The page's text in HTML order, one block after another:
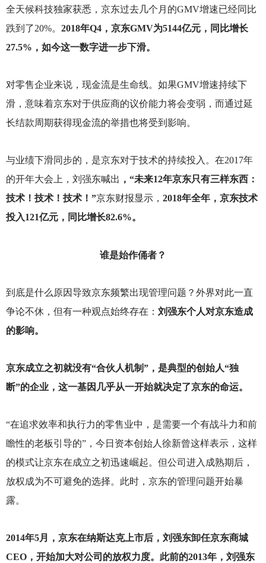
全天候科技独家获悉，京东过去几个月的GMV增速已经同比
跌到了20%。 2018年Q4，京东GMV为5144亿元，同比增长
27.5%，如今这一数字进一步下滑。
对零售企业来说，现金流是生命线。如果GMV增速持续下
滑，意味着京东对于供应商的议价能力将会变弱，而通过延
长结款周期获得现金流的举措也将受到影响。
与业绩下滑同步的，是京东对于技术的持续投入。在2017年
的开年大会上，刘强东喊出 ，“未来12年京东只有三样东西：
技术！技术！技术！”京东财报显示， 2018年全年，京东技术
投入121亿元，同比增长82.6%。
谁是始作俑者？
到底是什么原因导致京东频繁出现管理问题？外界对此一直
争论不休，但有一种观点始终存在： 刘强东个人对京东造成
的影响。
京东成立之初就没有“合伙人机制”，是典型的创始人“独
断”的企业，这一基因几乎从一开始就决定了京东的命运。
“在追求效率和执行力的零售业中，是需要一个有战斗力和前
瞻性的老板引导的”，今日资本创始人徐新曾这样表示，这样
的模式让京东在成立之初迅速崛起。但公司进入成熟期后，
放权成为不可避免的选择。此时，京东的管理问题开始暴
露。
2014年5月，京东在纳斯达克上市后，刘强东卸任京东商城
CEO，开始加大对公司的放权力度。此前的2013年，刘强东